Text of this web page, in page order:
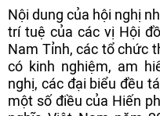
Nội dung của hội nghị
trí tuệ của các vị Hội
Nam Tỉnh, các tổ chức
có kinh nghiệm, am
nghị, các đại biểu đều
một số điều của Hiến